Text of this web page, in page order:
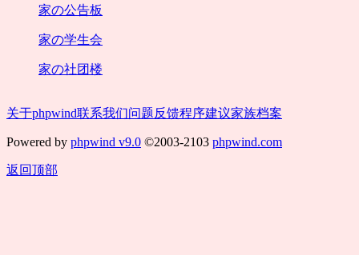
家の公告板
家の学生会
家の社团楼
关于phpwind联系我们问题反馈程序建议家族档案
Powered by phpwind v9.0 ©2003-2103 phpwind.com
返回顶部